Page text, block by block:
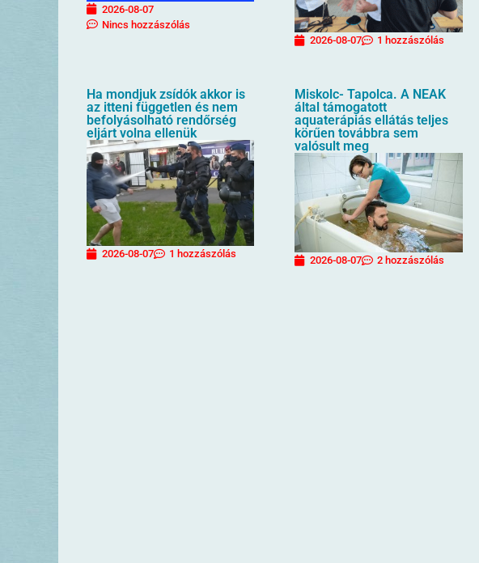
2026-08-07
Nincs hozzászólás
2026-08-07 1 hozzászólás
Ha mondjuk zsídók akkor is
az itteni független és nem
befolyásolható rendőrség
eljárt volna ellenük
2026-08-07 1 hozzászólás
Miskolc- Tapolca. A NEAK
által támogatott
aquaterápiás ellátás teljes
körűen továbbra sem
valósult meg
2026-08-07 2 hozzászólás